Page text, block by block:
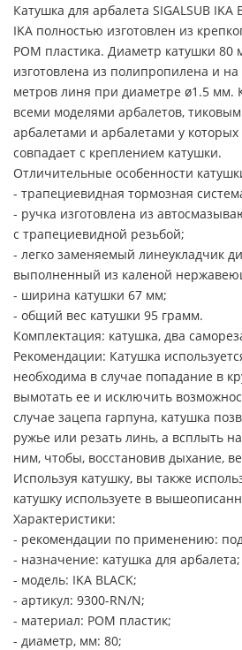
Катушка для арбалета SIGALSUB IKA
IKA полностью изготовлен из
РОМ пластика. Диаметр катушки
изготовлена из полипропилена и
метров линя при диаметре ø1.5 мм.
всеми моделями арбалетов,
арбалетами и арбалетами у
совпадает с креплением катушки.
Отличительные особенности
- трапециевидная тормозная
- ручка изготовлена из
с трапециевидной резьбой;
- легко заменяемый линеукладчик
выполненный из каленой
- ширина катушки 67 мм;
- общий вес катушки 95 грамм.
Комплектация: катушка, два
Рекомендации: Катушка
необходима в случае попадание в
вымотать ее и исключить
случае зацепа гарпуна, катушка
ружье или резать линь, а всплыть
ним, чтобы, восстановив дыхание,
Используя катушку, вы также
катушку используете в
Характеристики:
- рекомендации по применению:
- назначение: катушка для арбалета;
- модель: IKA BLACK;
- артикул: 9300-RN/N;
- материал: РОМ пластик;
- диаметр, мм: 80;